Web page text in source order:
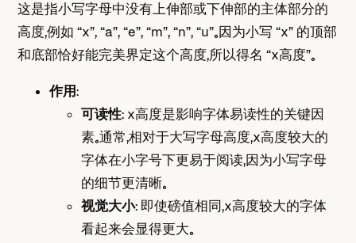
这是指小写字母中没有上伸部或下伸部的主体部分的
高度，例如 “x”, “a”, “e”, “m”, “n”, “u”。因为小写 “x” 的顶部
和底部恰好能完美界定这个高度，所以得名 “x高度”。
作用：
可读性： x高度是影响字体易读性的关键因
素。通常，相对于大写字母高度，x高度较大的
字体在小字号下更易于阅读，因为小写字母
的细节更清晰。
视觉大小： 即使磅值相同，x高度较大的字体
看起来会显得更大。